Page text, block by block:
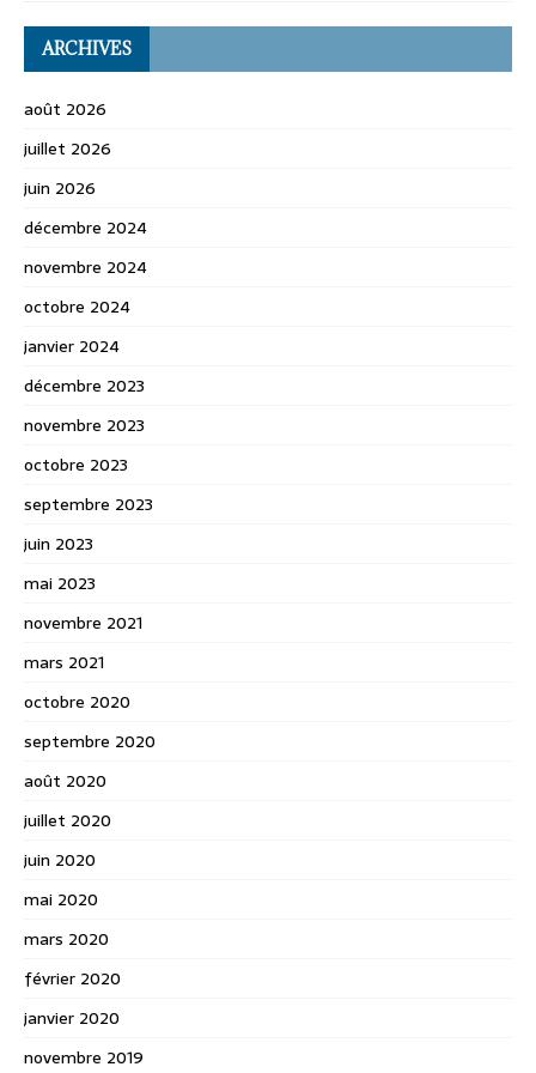
ARCHIVES
août 2026
juillet 2026
juin 2026
décembre 2024
novembre 2024
octobre 2024
janvier 2024
décembre 2023
novembre 2023
octobre 2023
septembre 2023
juin 2023
mai 2023
novembre 2021
mars 2021
octobre 2020
septembre 2020
août 2020
juillet 2020
juin 2020
mai 2020
mars 2020
février 2020
janvier 2020
novembre 2019